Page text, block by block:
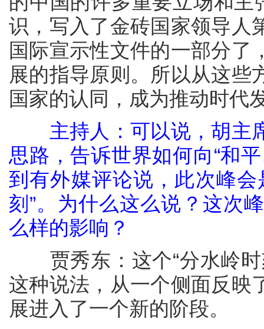
识，写入了金砖国家领导人
国际宣示性文件的一部分了
展的指导原则。所以从这些
国家的认同，成为推动时代
主持人：可以说，胡主
思路，告诉世界如何向“和
到有外媒评论说，此次峰
刻”。为什么这么说？这次
么样的影响？
贾秀东：这个“分水岭时
这种说法，从一个侧面反映
展进入了一个新的阶段。